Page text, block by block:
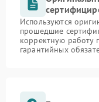
Используются
прошедшие
корректную работу
гарантийных